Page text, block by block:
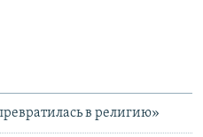
в религию»